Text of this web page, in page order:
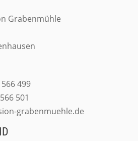
Grabenmühle
499
501
grabenmuehle.de